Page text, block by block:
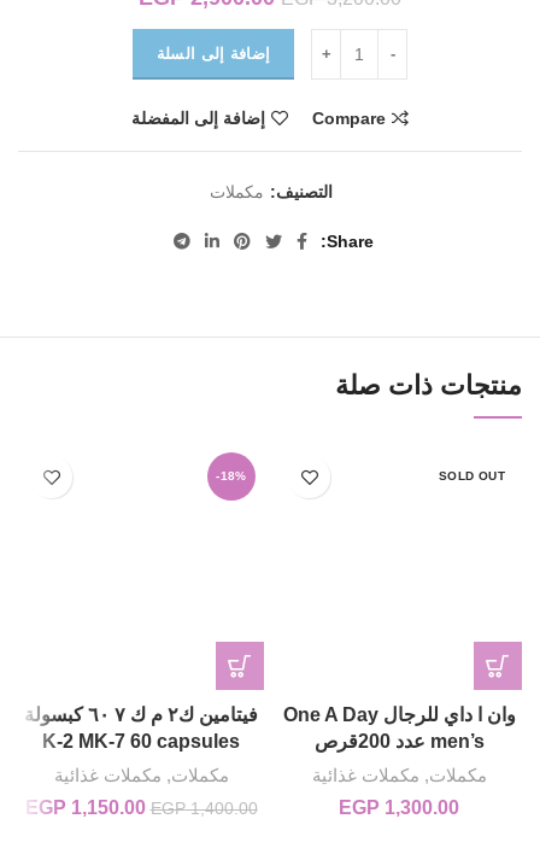
EGP 3,200.00.
إضافة إلى السلة
Compare إضافة إلى المفضلة
التصنيف: مكملات
Share
منتجات ذات صلة
SOLD OUT
وان ا داي للرجال One A Day
men’s عدد 200قرص
مكملات, مكملات غذائية
EGP 1,300.00
-18%
فيتامين ك٢ م ك ٧ ٦٠ كبسولة
K-2 MK-7 60 capsules
مكملات, مكملات غذائية
EGP1,400.00
السعر الأصلي
EGP 1,150.00